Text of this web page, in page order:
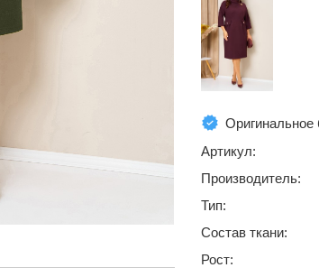
Оригинальное
Артикул:
Производитель:
Тип:
Состав ткани:
Рост: